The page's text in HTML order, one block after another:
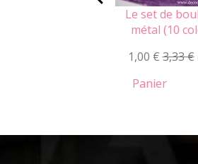
Le set de
métal (10
1,00 € 3,33 €
Panier